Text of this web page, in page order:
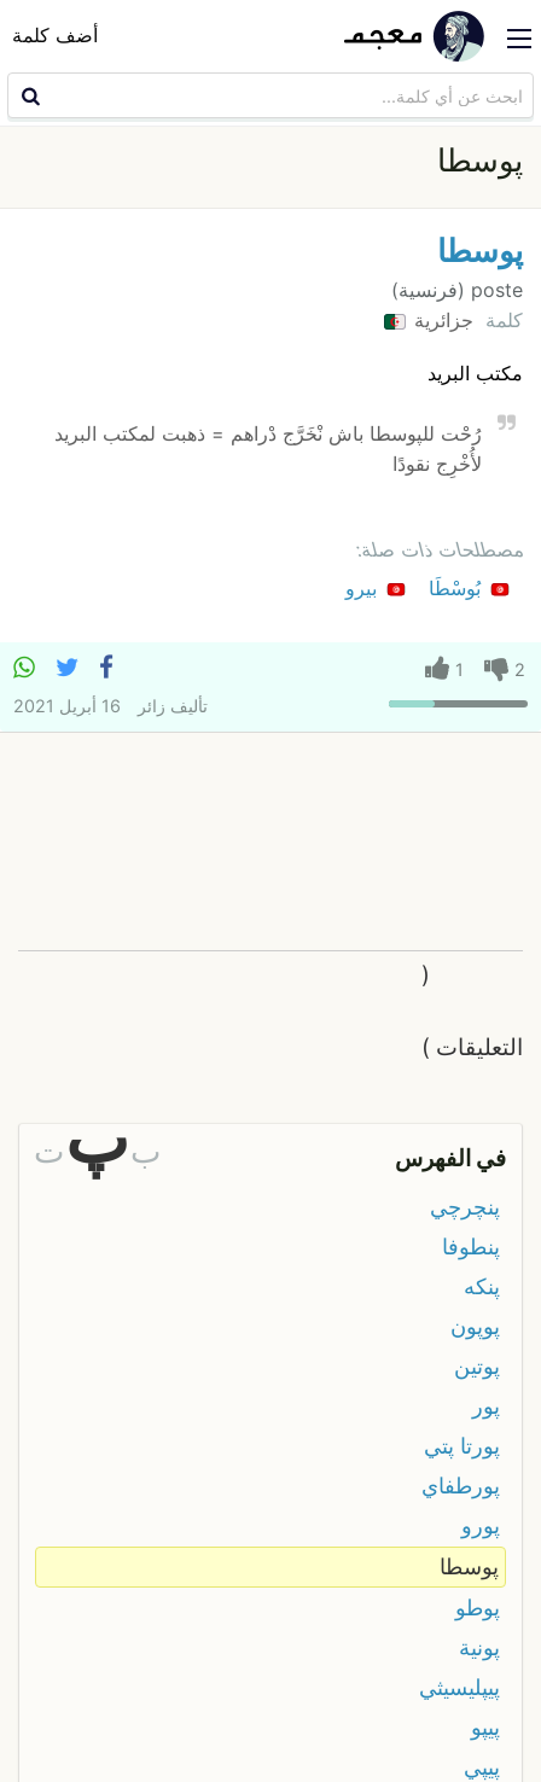
أضف كلمة
پوسطا
پوسطا
poste (فرنسية)
كلمة جزائرية
مكتب البريد
رُحْت للپوسطا باش نْخَرَّج دْراهم = ذهبت لمكتب البريد
لأُخْرِج نقودًا
مصطلحات ذات صلة:
بُوسْطَا
بيرو
2
1
تأليف زائر 16 أبريل 2021
التعليقات
(
)
في الفهرس بپت
پنچرچي
پنطوفا
پنكه
پوپون
پوتين
پور
پورتا پتي
پورطفاي
پورو
پوسطا
پوطو
پونية
پيپليسيثي
پيپو
پيپي